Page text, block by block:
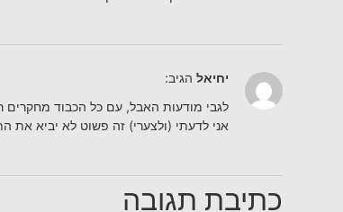
יחיאל הגיב:
לגבי מודעות האבל, עם כל הכבוד מחקרים
אני לדעתי (ולצערי) זה פשוט לא יביא את
כתיבת תגובה